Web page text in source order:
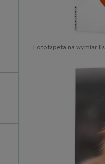
Fototapeta na wymiar lis